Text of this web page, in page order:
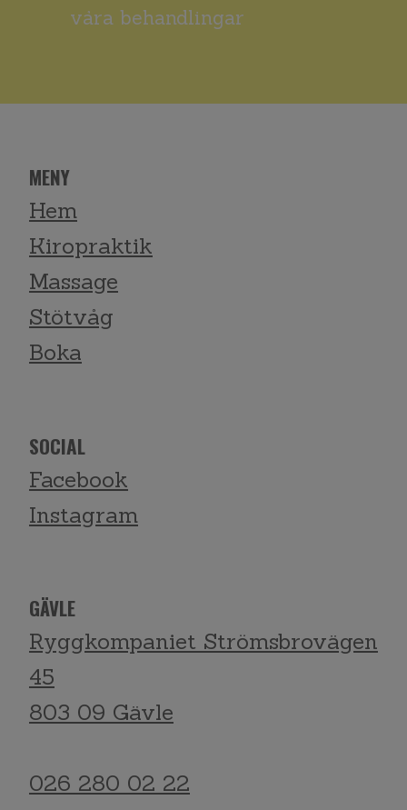
våra behandlingar
MENY
Hem
Kiropraktik
Massage
Stötvåg
Boka
SOCIAL
Facebook
Instagram
GÄVLE
Ryggkompaniet Strömsbrovägen
45
803 09 Gävle
026 280 02 22